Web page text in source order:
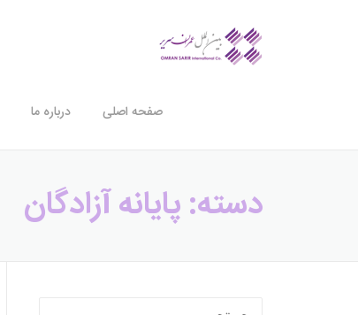
درباره ما صفحه اصلی
دسته:پایانه آزادگان